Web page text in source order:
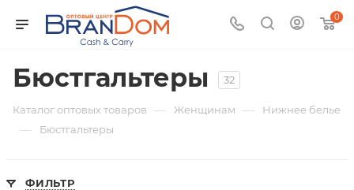
0
Бюстгальтеры 32
Каталог оптовых товаров — Женщинам — Нижнее белье
— Бюстгальтеры
ФИЛЬТР